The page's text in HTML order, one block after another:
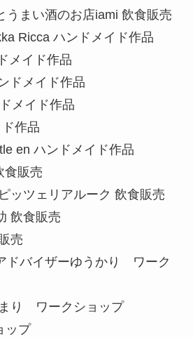
まい酒のお店iami 飲食販売
Ricca ハンドメイド作品
メイド作品
ドメイド作品
メイド作品
作品
en ハンドメイド作品
食販売
ッツェリアルーク 飲食販売
飲食販売
売
バイザーゆうかり ワーク
り ワークショップ
ップ